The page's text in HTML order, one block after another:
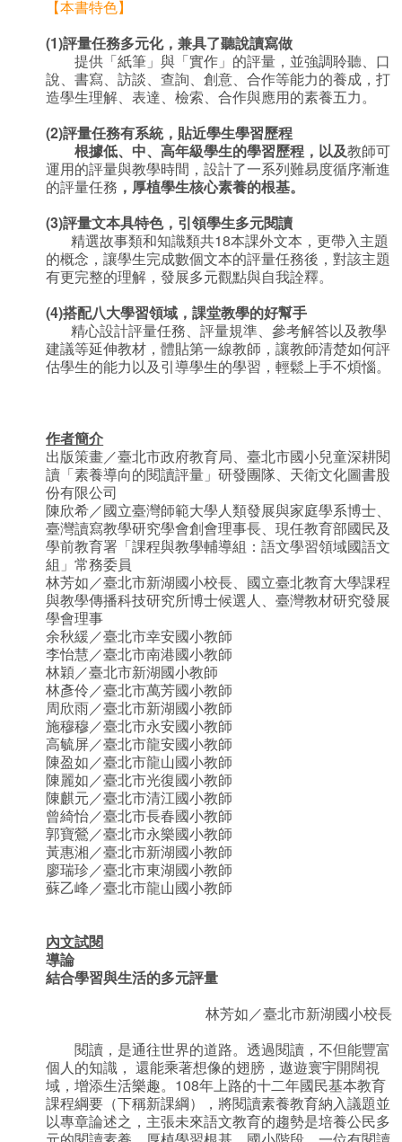
【本書特色】
(1)評量任務多元化，兼具了聽說讀寫做
提供「紙筆」與「實作」的評量，並強調聆聽、口
說、書寫、訪談、查詢、創意、合作等能力的養成，打
造學生理解、表達、檢索、合作與應用的素養五力。
(2)評量任務有系統，貼近學生學習歷程
根據低、中、高年級學生的學習歷程，以及教師可
運用的評量與教學時間，設計了一系列難易度循序漸進
的評量任務 ，厚植學生核心素養的根基。
(3)評量文本具特色，引領學生多元閱讀
精選故事類和知識類共18本課外文本，更帶入主題
的概念，讓學生完成數個文本的評量任務後，對該主題
有更完整的理解，發展多元觀點與自我詮釋。
(4)搭配八大學習領域，課堂教學的好幫手
精心設計評量任務、評量規準、參考解答以及教學
建議等延伸教材，體貼第一線教師，讓教師清楚如何評
估學生的能力以及引導學生的學習，輕鬆上手不煩惱。
作者簡介
出版策畫／臺北市政府教育局、臺北市國小兒童深耕閱
讀「素養導向的閱讀評量」研發團隊、天衛文化圖書股
份有限公司
陳欣希／國立臺灣師範大學人類發展與家庭學系博士、
臺灣讀寫教學研究學會創會理事長、現任教育部國民及
學前教育署「課程與教學輔導組：語文學習領域國語文
組」常務委員
林芳如／臺北市新湖國小校長、國立臺北教育大學課程
與教學傳播科技研究所博士候選人、臺灣教材研究發展
學會理事
余秋緩／臺北市幸安國小教師
李怡慧／臺北市南港國小教師
林穎／臺北市新湖國小教師
林彥伶／臺北市萬芳國小教師
周欣雨／臺北市新湖國小教師
施穆穆／臺北市永安國小教師
高毓屏／臺北市龍安國小教師
陳盈如／臺北市龍山國小教師
陳麗如／臺北市光復國小教師
陳麒元／臺北市清江國小教師
曾綺怡／臺北市長春國小教師
郭寶鶯／臺北市永樂國小教師
黃惠湘／臺北市新湖國小教師
廖瑞珍／臺北市東湖國小教師
蘇乙峰／臺北市龍山國小教師
內文試閱
導論
結合學習與生活的多元評量
林芳如／臺北市新湖國小校長
閱讀，是通往世界的道路。透過閱讀，不但能豐富
個人的知識， 還能乘著想像的翅膀，遨遊寰宇開闊視
域，增添生活樂趣。108年上路的十二年國民基本教育
課程綱要（下稱新課綱），將閱讀素養教育納入議題並
以專章論述之，主張未來語文教育的趨勢是培養公民多